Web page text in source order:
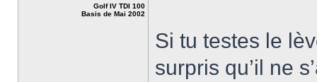
Golf IV TDI 100
Basis de Mai 2002
Si tu testes le
surpris qu’il ne